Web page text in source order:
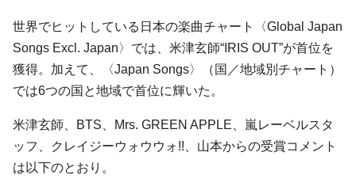
世界でヒットしている日本の楽曲チャート〈Global Japan
Songs Excl. Japan〉では、米津玄師“IRIS OUT”が首位を
獲得。加えて、〈Japan Songs〉（国／地域別チャート）
では6つの国と地域で首位に輝いた。
米津玄師、BTS、Mrs. GREEN APPLE、嵐レーベルスタ
ッフ、クレイジーウォウウォ!!、山本からの受賞コメント
は以下のとおり。